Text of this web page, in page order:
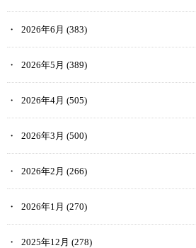
2026年6月 (383)
2026年5月 (389)
2026年4月 (505)
2026年3月 (500)
2026年2月 (266)
2026年1月 (270)
2025年12月 (278)